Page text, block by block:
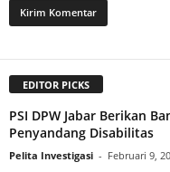
EDITOR PICKS
PSI DPW Jabar Berikan
Penyandang Disabilitas
Pelita Investigasi - Februari 9,